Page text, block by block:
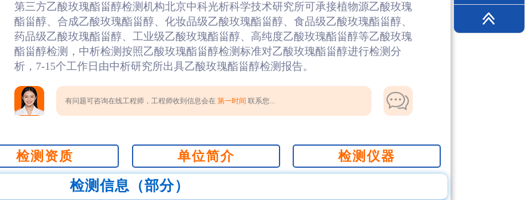
第三方乙酸玫瑰酯甾醇检测机构北京中科光析科学技术研究所可承接植物源乙酸玫瑰
酯甾醇、合成乙酸玫瑰酯甾醇、化妆品级乙酸玫瑰酯甾醇、食品级乙酸玫瑰酯甾醇、
药品级乙酸玫瑰酯甾醇、工业级乙酸玫瑰酯甾醇、高纯度乙酸玫瑰酯甾醇等乙酸玫瑰
酯甾醇检测，中析检测按照乙酸玫瑰酯甾醇检测标准对乙酸玫瑰酯甾醇进行检测分
析，7-15个工作日由中析研究所出具乙酸玫瑰酯甾醇检测报告。
有问题可咨询在线工程师，工程师收到信息会在 第一时间 联系您...
检测资质 单位简介 检测仪器
检测信息（部分）